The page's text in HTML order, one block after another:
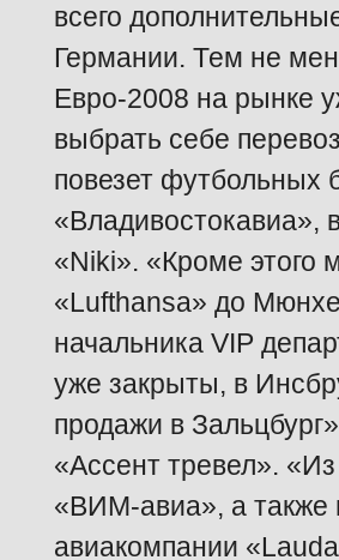
всего
Германии. Тем не
Евро-2008 на рынке
выбрать себе
повезет футбольных
«Владивостокавиа»,
«Niki». «Кроме этого
«Lufthansa» до
начальника VIP
уже закрыты, в
продажи в
«Ассент тревел».
«ВИМ-авиа», а также
авиакомпании